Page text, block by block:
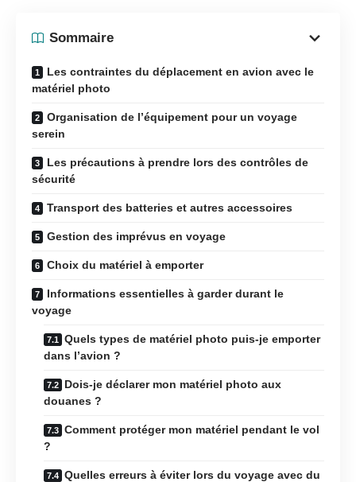
Sommaire
Les contraintes du déplacement en avion avec le
matériel photo
Organisation de l’équipement pour un voyage
serein
Les précautions à prendre lors des contrôles de
sécurité
Transport des batteries et autres accessoires
Gestion des imprévus en voyage
Choix du matériel à emporter
Informations essentielles à garder durant le
voyage
Quels types de matériel photo puis-je emporter
dans l’avion ?
Dois-je déclarer mon matériel photo aux
douanes ?
Comment protéger mon matériel pendant le vol
?
Quelles erreurs à éviter lors du voyage avec du